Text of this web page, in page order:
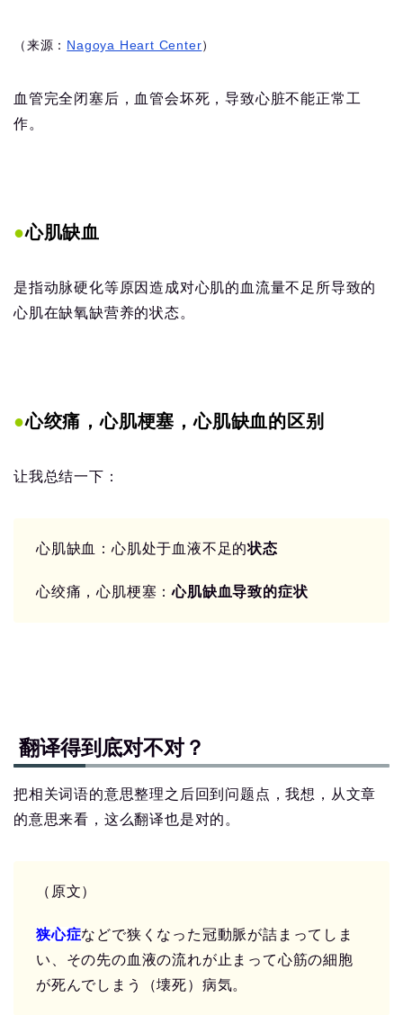
（来源： Nagoya Heart Center）
血管完全闭塞后，血管会坏死，导致心脏不能正常工
作。
●心肌缺血
是指动脉硬化等原因造成对心肌的血流量不足所导致的
心肌在缺氧缺营养的状态。
●心绞痛，心肌梗塞，心肌缺血的区别
让我总结一下：
心肌缺血：心肌处于血液不足的状态
心绞痛，心肌梗塞：心肌缺血导致的症状
翻译得到底对不对？
把相关词语的意思整理之后回到问题点，我想，从文章
的意思来看，这么翻译也是对的。
（原文）
狭心症などで狭くなった冠動脈が詰まってしま
い、その先の血液の流れが止まって心筋の細胞
が死んでしまう（壊死）病気。